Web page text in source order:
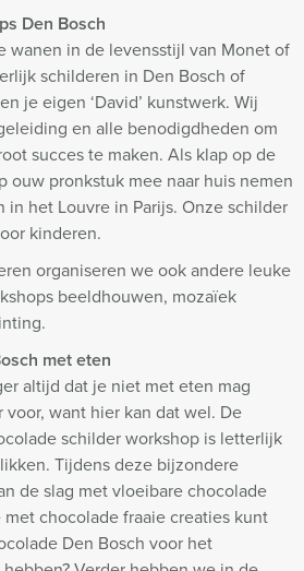
Den Bosch
wanen in de levensstijl van Monet of
schilderen in Den Bosch of
je eigen ‘David’ kunstwerk. Wij
en alle benodigdheden om
succes te maken. Als klap op de
ouw pronkstuk mee naar huis nemen
het Louvre in Parijs. Onze schilder
kinderen.
organiseren we ook andere leuke
beeldhouwen, mozaïek
met eten
altijd dat je niet met eten mag
voor, want hier kan dat wel. De
schilder workshop is letterlijk
Tijdens deze bijzondere
de slag met vloeibare chocolade
chocolade fraaie creaties kunt
Den Bosch voor het